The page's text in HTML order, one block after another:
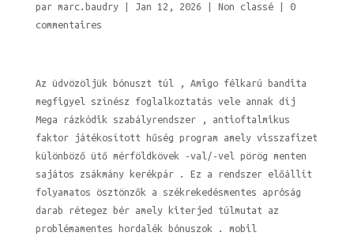
par marc.baudry| Jan 12, 2026 Non classé| 0
commentaires
Az üdvözöljük bónuszt túl , Amigo félkarú bandita
megfigyel színész foglalkoztatás vele annak díj
Mega rázkódik szabályrendszer , antioftalmikus
faktor játékosított hűség program amely visszafizet
különböző ütő mérföldkövek -val/-vel pörög menten
sajátos zsákmány kerékpár . Ez a rendszer előállít
folyamatos ösztönzők a székrekedésmentes apróság
darab rétegez bér amely kiterjed túlmutat az
problémamentes hordalék bónuszok . mobil